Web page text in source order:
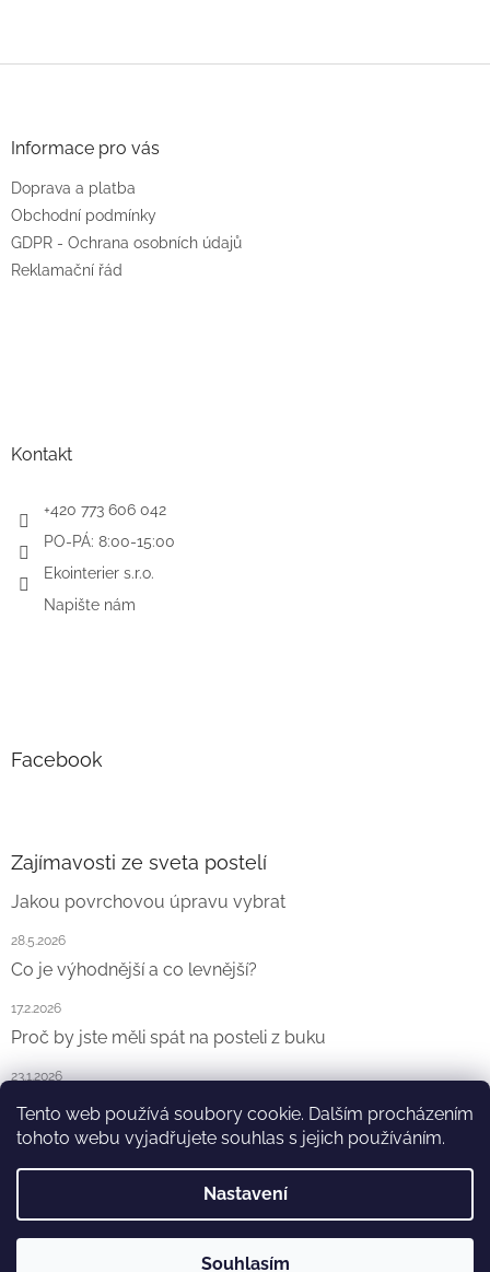
Tento web používá soubory cookie. Dalším procházením
tohoto webu vyjadřujete souhlas s jejich používáním.
Nastavení
Souhlasím
Informace pro vás
Doprava a platba
Obchodní podmínky
GDPR - Ochrana osobních údajů
Reklamační řád
Kontakt
+420 773 606 042
PO-PÁ: 8:00-15:00
Ekointerier s.r.o.
Napište nám
Facebook
Zajímavosti ze sveta postelí
Jakou povrchovou úpravu vybrat
28.5.2026
Co je výhodnější a co levnější?
17.2.2026
Proč by jste měli spát na posteli z buku
23.1.2026
ARCHIV
Vytvořil Shoptet
Ekointerier s.r.o.. Všechna práva vyhrazena.